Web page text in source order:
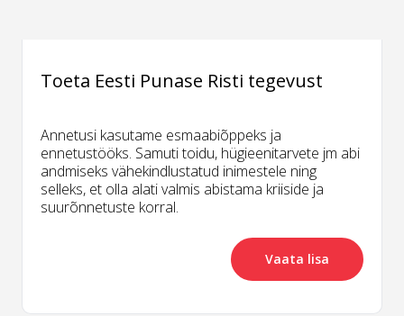
Toeta Eesti Punase Risti tegevust
Annetusi kasutame esmaabiõppeks ja
ennetustööks. Samuti toidu, hügieenitarvete jm abi
andmiseks vähekindlustatud inimestele ning
selleks, et olla alati valmis abistama kriiside ja
suurõnnetuste korral.
Vaata lisa